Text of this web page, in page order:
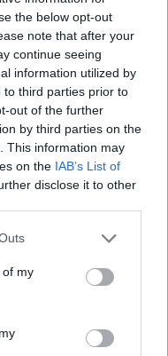
the below opt-out
note that after your
continue seeing
information utilized by
to third parties prior to
out of the further
by third parties on the
This information may
on the IAB’s List of
disclose it to other
of my
simples
entre un simple
Suivant